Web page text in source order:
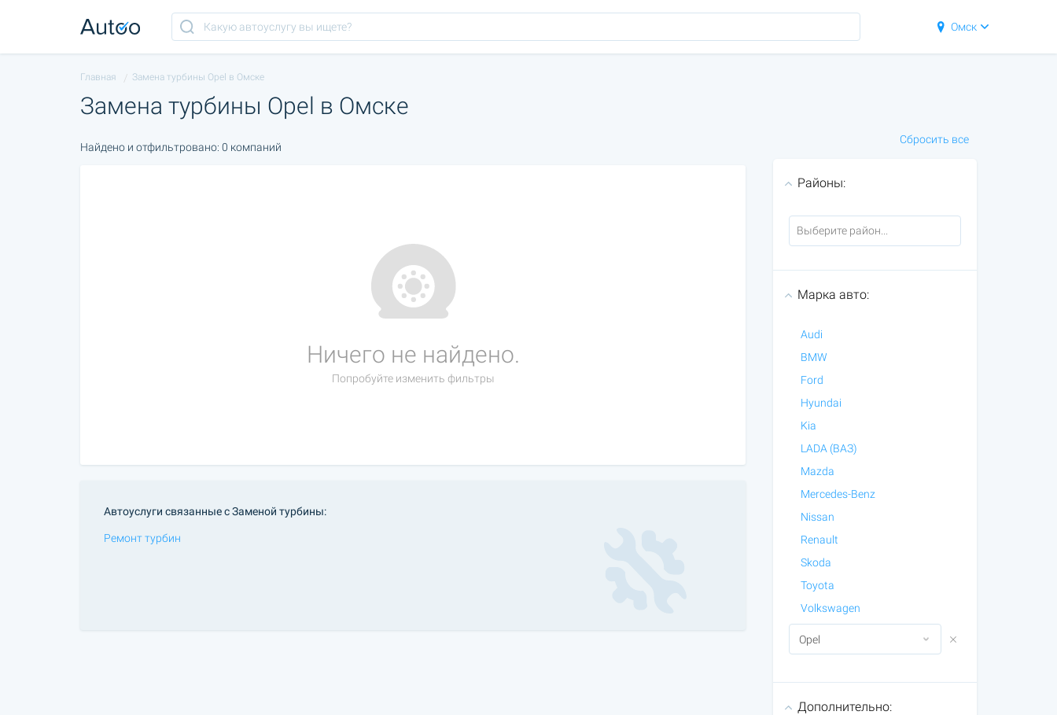
Омск
Главная Замена турбины Opel в Омске
Замена турбины Opel в Омске
Найдено и отфильтровано: 0 компаний
Ничего не найдено.
Попробуйте изменить фильтры
Автоуслуги связанные с Заменой турбины:
Ремонт турбин
Сбросить все
Районы:
Марка авто:
Audi
BMW
Ford
Hyundai
Kia
LADA (ВАЗ)
Mazda
Mercedes-Benz
Nissan
Renault
Skoda
Toyota
Volkswagen
Дополнительно: